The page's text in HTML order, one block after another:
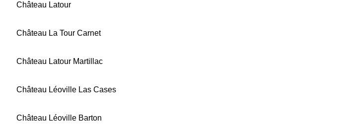
Château Latour
Château La Tour Carnet
Château Latour Martillac
Château Léoville Las Cases
Château Léoville Barton